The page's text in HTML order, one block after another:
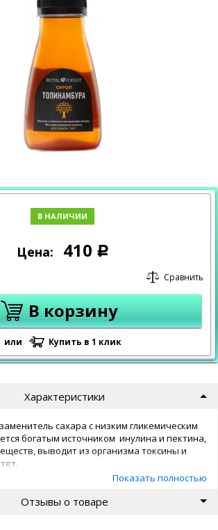
В НАЛИЧИИ
Цена: 410 Р
Сравнить
В корзину
или Купить в 1 клик
Характеристики
сахара с низким гликемическим
богатым источником инулина и пектина,
выводит из организма токсины и
растение, плоды которого известны под
сахара с большим количеством
Показать полностью
Отзывы о товаре